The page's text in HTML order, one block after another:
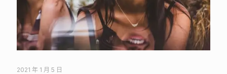
2021 年 1 月 5 日